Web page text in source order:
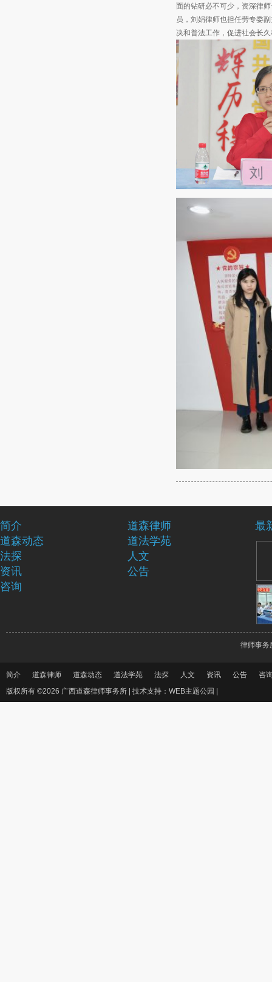
面的钻研必不可少，资深律
员，刘娟律师也担任劳专委
决和普法工作，促进社会长
简介
道森律师
道森动态
道法学苑
法探
人文
资讯
公告
咨询
最
律师事务
简介 道森律师 道森动态 道法学苑 法探 人文 资讯 公告
咨
版权所有 ©2026 广西道森律师事务所 | 技术支持：WEB主题公园 |